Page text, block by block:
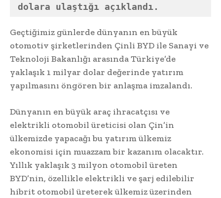
dolara ulaştığı açıklandı.
Geçtiğimiz günlerde dünyanın en büyük
otomotiv şirketlerinden Çinli BYD ile Sanayi ve
Teknoloji Bakanlığı arasında Türkiye’de
yaklaşık 1 milyar dolar değerinde yatırım
yapılmasını öngören bir anlaşma imzalandı.
Dünyanın en büyük araç ihracatçısı ve
elektrikli otomobil üreticisi olan Çin’in
ülkemizde yapacağı bu yatırım ülkemiz
ekonomisi için muazzam bir kazanım olacaktır.
Yıllık yaklaşık 3 milyon otomobil üreten
BYD’nin, özellikle elektrikli ve şarj edilebilir
hibrit otomobil üreterek ülkemiz üzerinden